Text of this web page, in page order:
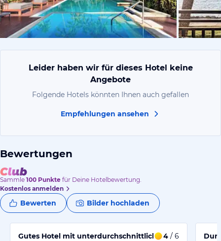
von
Leider haben wir für dieses Hotel keine
Angebote
Folgende Hotels könnten Ihnen auch gefallen
Empfehlungen ansehen
Bewertungen
Sammle 100 Punkte für Deine Hotelbewertung.
Kostenlos anmelden
Bewerten Bilder hochladen
Gutes Hotel mit unterdurchschnittlich Gastronomie
4 / 6